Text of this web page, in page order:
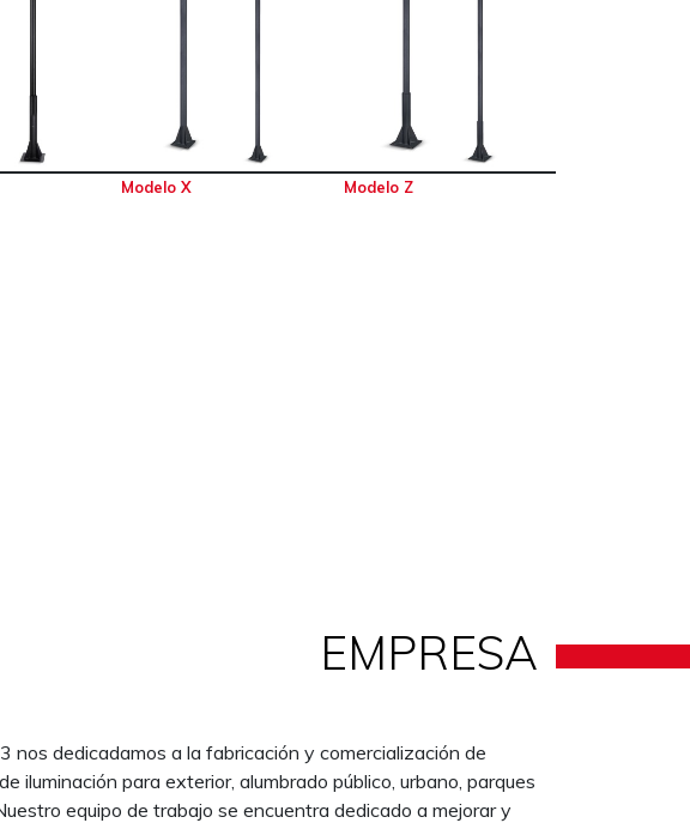
Modelo X Modelo Z
EMPRESA
nos dedicadamos a la fabricación y comercialización de
iluminación para exterior, alumbrado público, urbano, parques
equipo de trabajo se encuentra dedicado a mejorar y